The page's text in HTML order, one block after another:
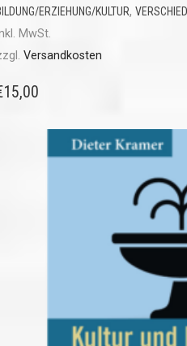
ERZIEHUNG/KULTUR,
MwSt.
Versandkosten
15,00